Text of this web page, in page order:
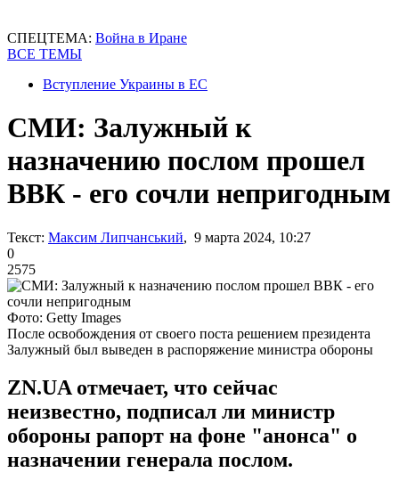
СПЕЦТЕМА: Война в Иране
ВСЕ ТЕМЫ
Вступление Украины в ЕС
СМИ: Залужный к
назначению послом прошел
ВВК - его сочли непригодным
Текст: Максим Липчанський, 9 марта 2024, 10:27
0
2575
Фото: Getty Images
После освобождения от своего поста решением президента
Залужный был выведен в распоряжение министра обороны
ZN.UA отмечает, что сейчас
неизвестно, подписал ли министр
обороны рапорт на фоне "анонса" о
назначении генерала послом.